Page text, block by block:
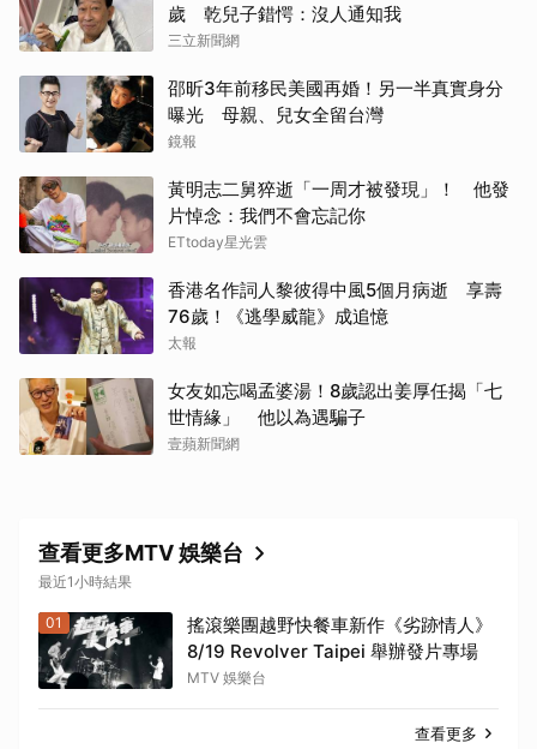
歲 乾兒子錯愕：沒人通知我
三立新聞網
邵昕3年前移民美國再婚！另一半真實身分
曝光 母親、兒女全留台灣
鏡報
黃明志二舅猝逝「一周才被發現」！ 他發
片悼念：我們不會忘記你
ETtoday星光雲
香港名作詞人黎彼得中風5個月病逝 享壽
76歲！《逃學威龍》成追憶
太報
女友如忘喝孟婆湯！8歲認出姜厚任揭「七
世情緣」 他以為遇騙子
壹蘋新聞網
查看更多MTV 娛樂台
最近1小時結果
01
搖滾樂團越野快餐車新作《劣跡情人》
8/19 Revolver Taipei 舉辦發片專場
MTV 娛樂台
查看更多